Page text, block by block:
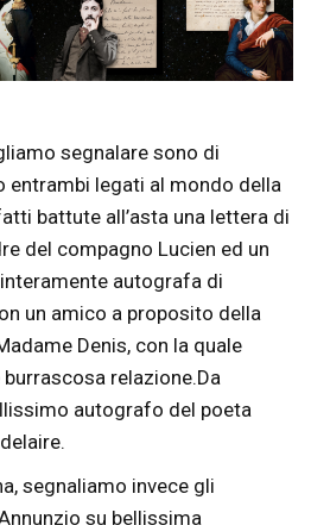
segnalare sono di
entrambi legati al mondo della
battute all’asta una lettera di
del compagno Lucien ed un
autografa di
un amico a proposito della
Denis, con la quale
relazione.Da
autografo del poeta
segnaliamo invece gli
su bellissima